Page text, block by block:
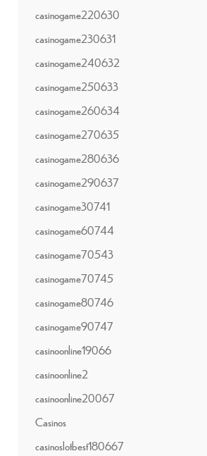
casinogame220630
casinogame230631
casinogame240632
casinogame250633
casinogame260634
casinogame270635
casinogame280636
casinogame290637
casinogame30741
casinogame60744
casinogame70543
casinogame70745
casinogame80746
casinogame90747
casinoonline19066
casinoonline2
casinoonline20067
Casinos
casinoslotbest180667